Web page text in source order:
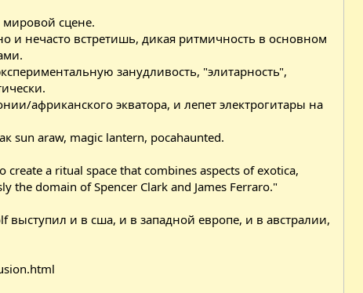
сцене.
и нечасто встретишь, дикая ритмичность в основном
занудливость, "элитарность",
африканского экватора, и лепет электрогитары на
sun araw, magic lantern, pocahaunted.
a ritual space that combines aspects of exotica,
domain of Spencer Clark and James Ferraro."
выступил и в сша, и в западной европе, и в австралии,